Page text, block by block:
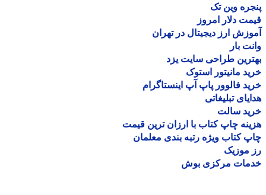
وین تک
دلار امروز
ارز دیجیتال در تهران
بار
طراحی سایت یزد
مانیتور استوک
فالوور پاپ آپ اینستاگرام
تبلیغاتی
سالت
چاپ کتاب با ارزان ترین قیمت
کتاب ویژه رتبه بندی معلمان
موزیک
مرکزی بوش